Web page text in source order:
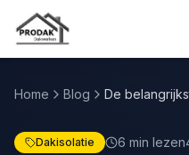
Home Blog De
Dakisolatie 6 min lezen